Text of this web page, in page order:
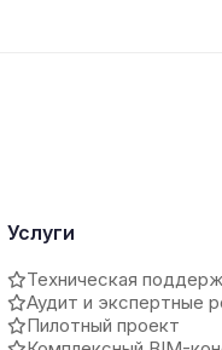
Услуги
Техническая
Аудит и экспертные
Пилотный проект